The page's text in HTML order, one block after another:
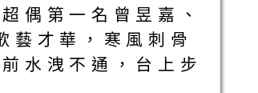
偶第一名曾昱嘉、
才華，寒風刺骨
水洩不通，台上步